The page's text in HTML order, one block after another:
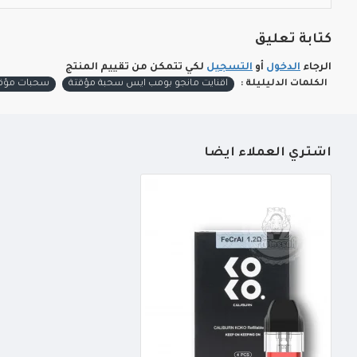
كتابة تعليق
الرجاء الدخول أو التسجيل لكي تتمكن من تقييم المنتج
الكلمات الدليليلة : اقنايت مانجو بومب ايس سحبة مؤقتة سحبات
أشتري العملاء أيضاً